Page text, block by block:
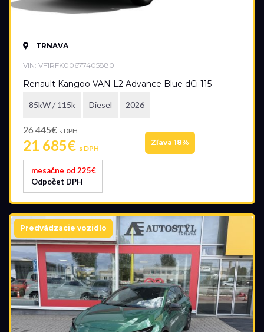
TRNAVA
VIN: VF1RFK00677405880
Renault Kangoo VAN L2 Advance Blue dCi 115
85kW / 115k Diesel 2026
26 445€s DPH
21 685€ s DPH
Zľava 18%
mesačne od 225€
Odpočet DPH
Predvádzacie vozidlo